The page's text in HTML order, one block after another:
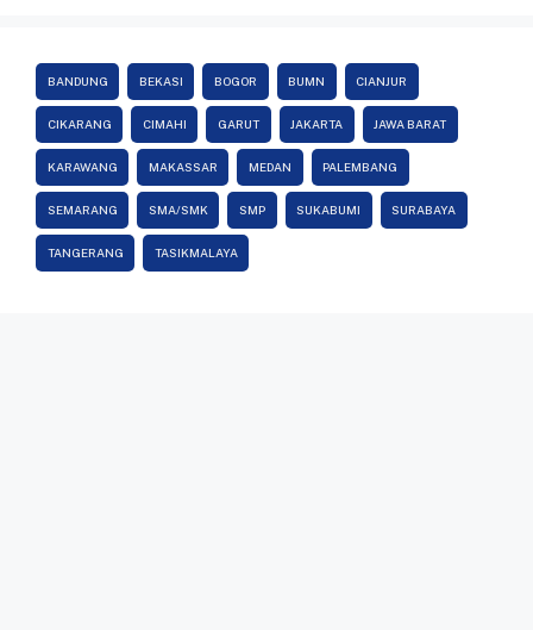
BANDUNG BEKASI BOGOR BUMN CIANJUR
CIKARANG CIMAHI GARUT JAKARTA JAWA BARAT
KARAWANG MAKASSAR MEDAN PALEMBANG
SEMARANG SMA/SMK SMP SUKABUMI SURABAYA
TANGERANG TASIKMALAYA